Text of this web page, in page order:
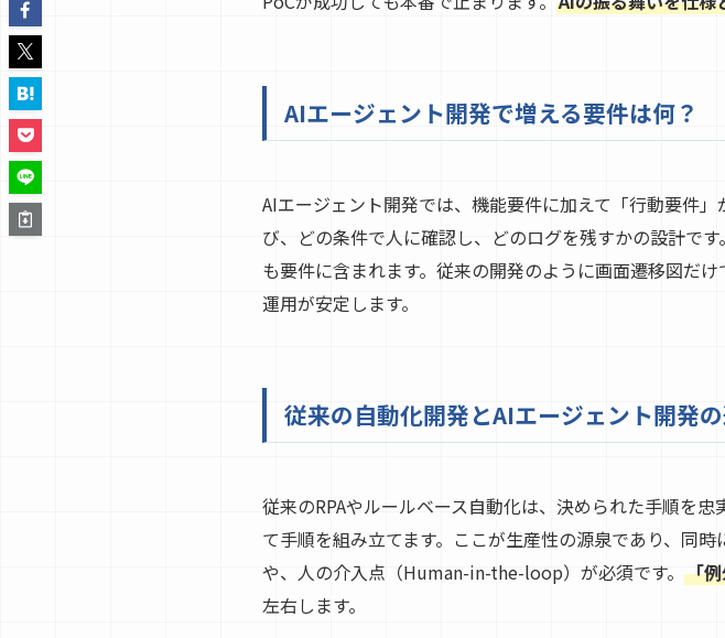
AIエージェント開発で増える要件は何？
AIエージェント開発では、機能要件に加えて「行動要件
び、どの条件で人に確認し、どのログを残すかの設計で
も要件に含まれます。従来の開発のように画面遷移図だけ
運用が安定します。
従来の自動化開発とAIエージェント開発
従来のRPAやルールベース自動化は、決められた手順を
て手順を組み立てます。ここが生産性の源泉であり、同
や、人の介入点（Human-in-the-loop）が必須です。 「
左右します。